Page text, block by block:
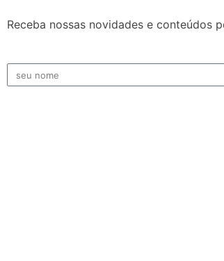
Receba nossas novidades e conteúdos